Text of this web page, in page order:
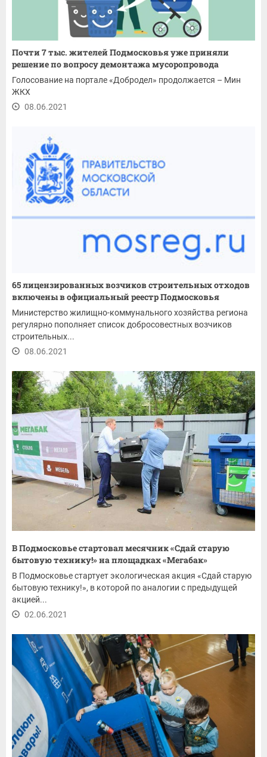
Почти 7 тыс. жителей Подмосковья уже приняли
решение по вопросу демонтажа мусоропровода
Голосование на портале «Добродел» продолжается – Мин
ЖКХ
08.06.2021
65 лицензированных возчиков строительных отходов
включены в официальный реестр Подмосковья
Министерство жилищно-коммунального хозяйства региона
регулярно пополняет список добросовестных возчиков
строительных...
08.06.2021
В Подмосковье стартовал месячник «Сдай старую
бытовую технику!» на площадках «Мегабак»
В Подмосковье стартует экологическая акция «Сдай старую
бытовую технику!», в которой по аналогии с предыдущей
акцией...
02.06.2021